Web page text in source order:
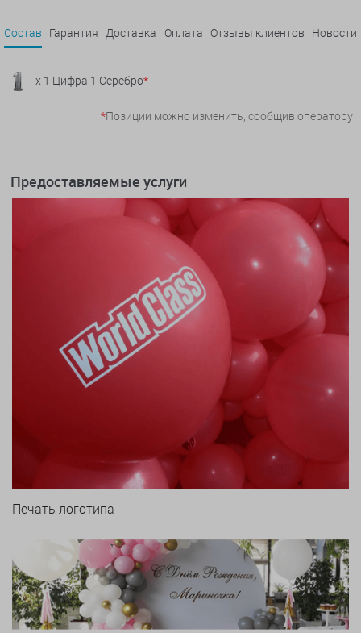
Состав Гарантия Доставка Оплата Отзывы клиентов Новости
x 1 Цифра 1 Серебро*
*Позиции можно изменить, сообщив оператору
Предоставляемые услуги
Печать логотипа